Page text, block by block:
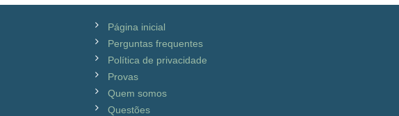
Página inicial
Perguntas frequentes
Política de privacidade
Provas
Quem somos
Questões